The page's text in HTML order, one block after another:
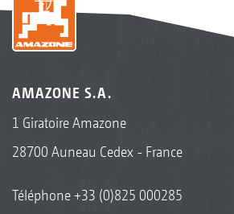
AMAZONE S.A.
1 Giratoire Amazone
28700 Auneau Cedex - France
Téléphone+33 (0)825 000285